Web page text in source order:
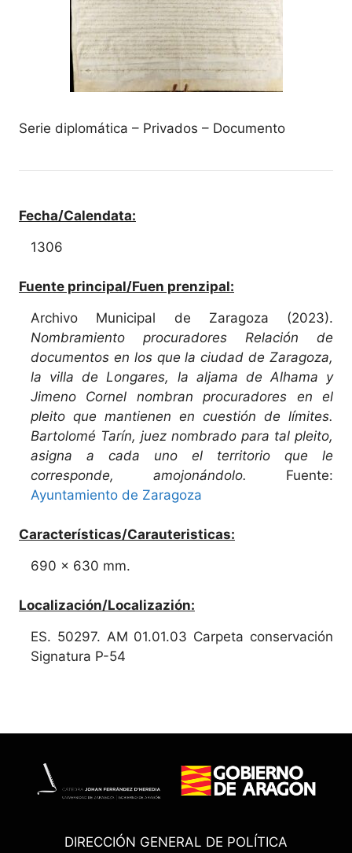
Serie diplomática – Privados – Documento
Fecha/Calendata:
1306
Fuente principal/Fuen prenzipal:
Archivo Municipal de Zaragoza (2023).
Nombramiento procuradores Relación de
documentos en los que la ciudad de Zaragoza,
la villa de Longares, la aljama de Alhama y
Jimeno Cornel nombran procuradores en el
pleito que mantienen en cuestión de límites.
Bartolomé Tarín, juez nombrado para tal pleito,
asigna a cada uno el territorio que le
corresponde, amojonándolo. Fuente:
Ayuntamiento de Zaragoza
Características/Carauteristicas:
690 x 630 mm.
Localización/Localizazión:
ES. 50297. AM 01.01.03 Carpeta conservación
Signatura P-54
DIRECCIÓN GENERAL DE POLÍTICA